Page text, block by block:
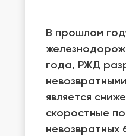
В прошлом
года, РЖД
является
скоростные
невозвратных